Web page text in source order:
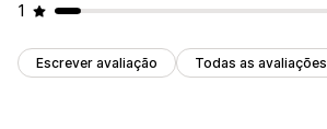
1
Escrever avaliação Todas as avaliações